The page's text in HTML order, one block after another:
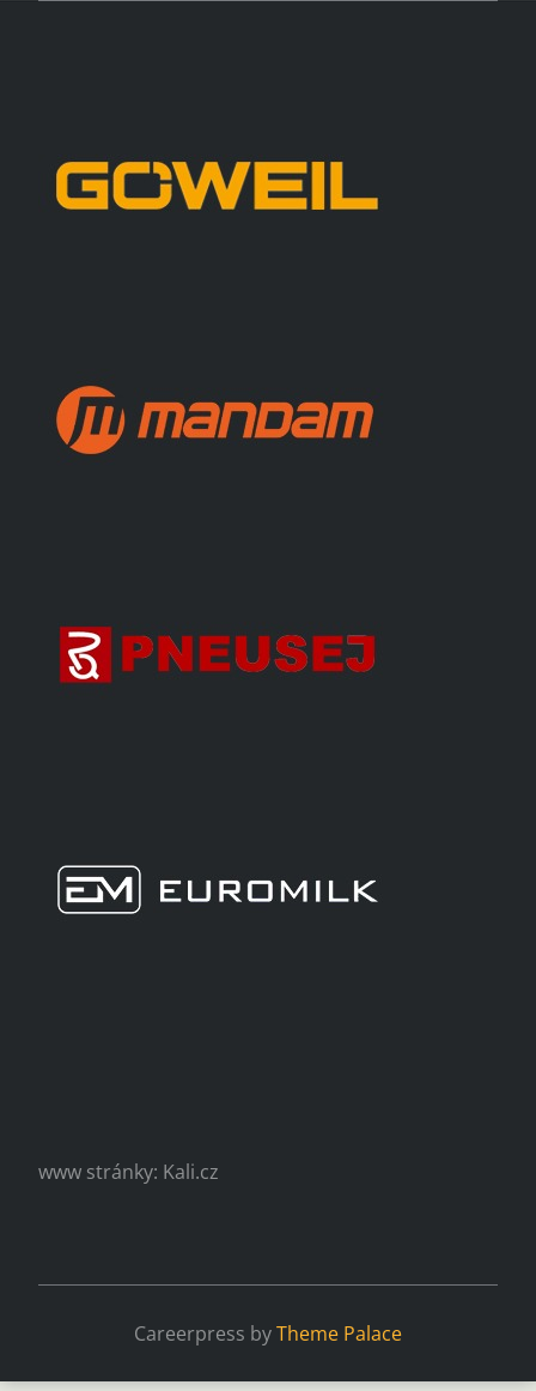
www stránky: Kali.cz
Careerpress byTheme Palace